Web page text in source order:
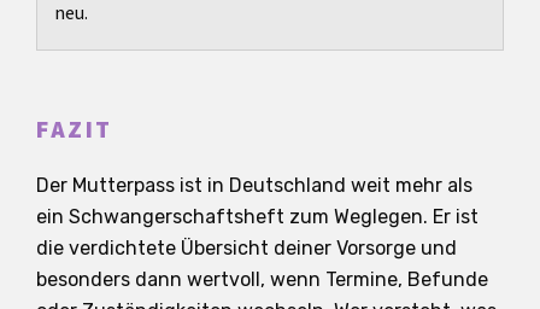
neu.
FAZIT
Der Mutterpass ist in Deutschland weit mehr als
ein Schwangerschaftsheft zum Weglegen. Er ist
die verdichtete Übersicht deiner Vorsorge und
besonders dann wertvoll, wenn Termine, Befunde